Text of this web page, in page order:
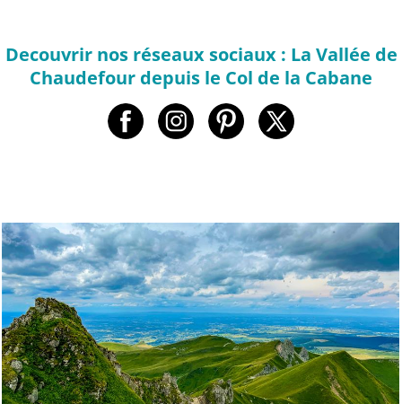
Decouvrir nos réseaux sociaux : La Vallée de
Chaudefour depuis le Col de la Cabane